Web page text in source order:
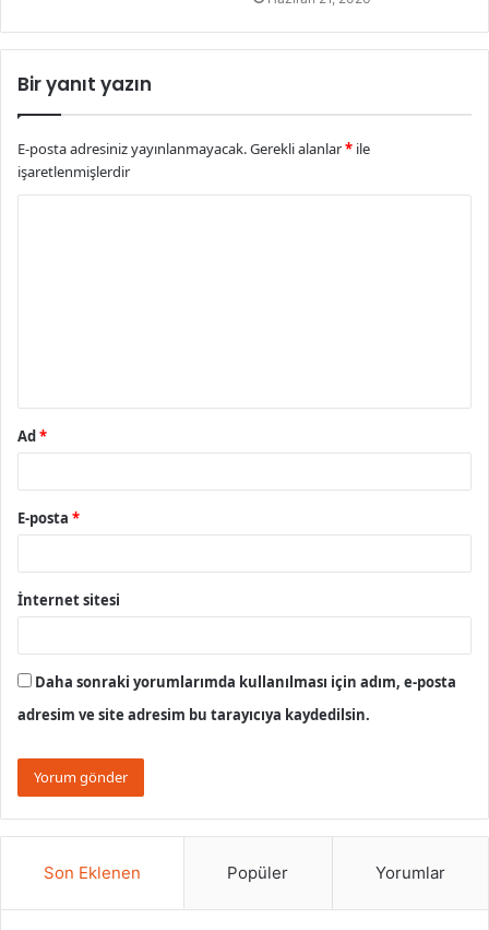
Bir yanıt yazın
E-posta adresiniz yayınlanmayacak.Gerekli alanlar* ile
işaretlenmişlerdir
Ad*
E-posta *
İnternet sitesi
Daha sonraki yorumlarımda kullanılması için adım, e-posta
adresim ve site adresim bu tarayıcıya kaydedilsin.
Son Eklenen Popüler Yorumlar